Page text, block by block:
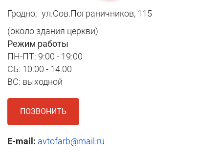
Гродно, ул.Сов.Пограничников, 115
(около здания церкви)
Режим работы
ПН-ПТ: 9:00 - 19:00
СБ: 10:00 - 14.00
ВС: выходной
ПОЗВОНИТЬ
E-mail: avtofarb@mail.ru